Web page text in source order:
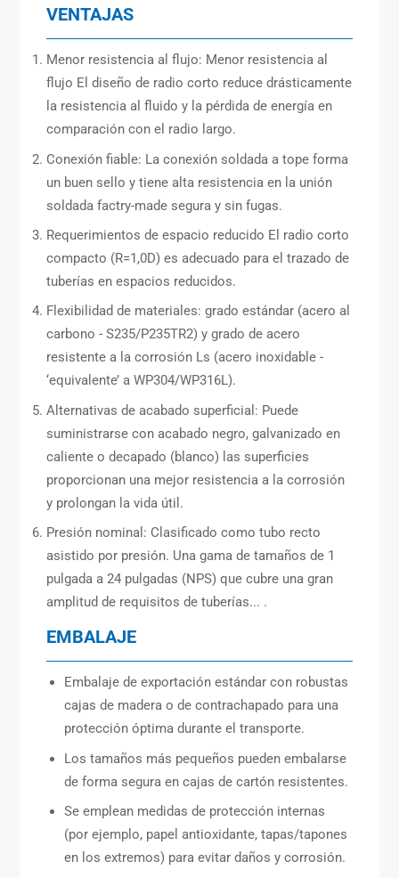
VENTAJAS
Menor resistencia al flujo: Menor resistencia al
flujo El diseño de radio corto reduce drásticamente
la resistencia al fluido y la pérdida de energía en
comparación con el radio largo.
Conexión fiable: La conexión soldada a tope forma
un buen sello y tiene alta resistencia en la unión
soldada factry-made segura y sin fugas.
Requerimientos de espacio reducido El radio corto
compacto (R=1,0D) es adecuado para el trazado de
tuberías en espacios reducidos.
Flexibilidad de materiales: grado estándar (acero al
carbono - S235/P235TR2) y grado de acero
resistente a la corrosión Ls (acero inoxidable -
‘equivalente’ a WP304/WP316L).
Alternativas de acabado superficial: Puede
suministrarse con acabado negro, galvanizado en
caliente o decapado (blanco) las superficies
proporcionan una mejor resistencia a la corrosión
y prolongan la vida útil.
Presión nominal: Clasificado como tubo recto
asistido por presión. Una gama de tamaños de 1
pulgada a 24 pulgadas (NPS) que cubre una gran
amplitud de requisitos de tuberías... .
EMBALAJE
Embalaje de exportación estándar con robustas
cajas de madera o de contrachapado para una
protección óptima durante el transporte.
Los tamaños más pequeños pueden embalarse
de forma segura en cajas de cartón resistentes.
Se emplean medidas de protección internas
(por ejemplo, papel antioxidante, tapas/tapones
en los extremos) para evitar daños y corrosión.